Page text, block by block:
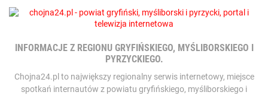
INFORMACJE Z REGIONU GRYFIŃSKIEGO, MYŚLIBORSKIEGO I
PYRZYCKIEGO.
Chojna24.pl to największy regionalny serwis internetowy, miejsce
spotkań internautów z powiatu gryfińskiego, myśliborskiego i